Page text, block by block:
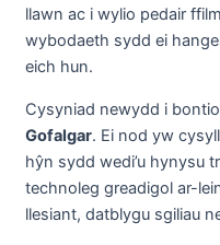
llawn ac i wylio pedair
wybodaeth sydd ei
eich hun.
Cysyniad newydd i
Gofalgar. Ei nod yw
hŷn sydd wedi’u hynysu
technoleg greadigol ar-
llesiant, datblygu sgiliau